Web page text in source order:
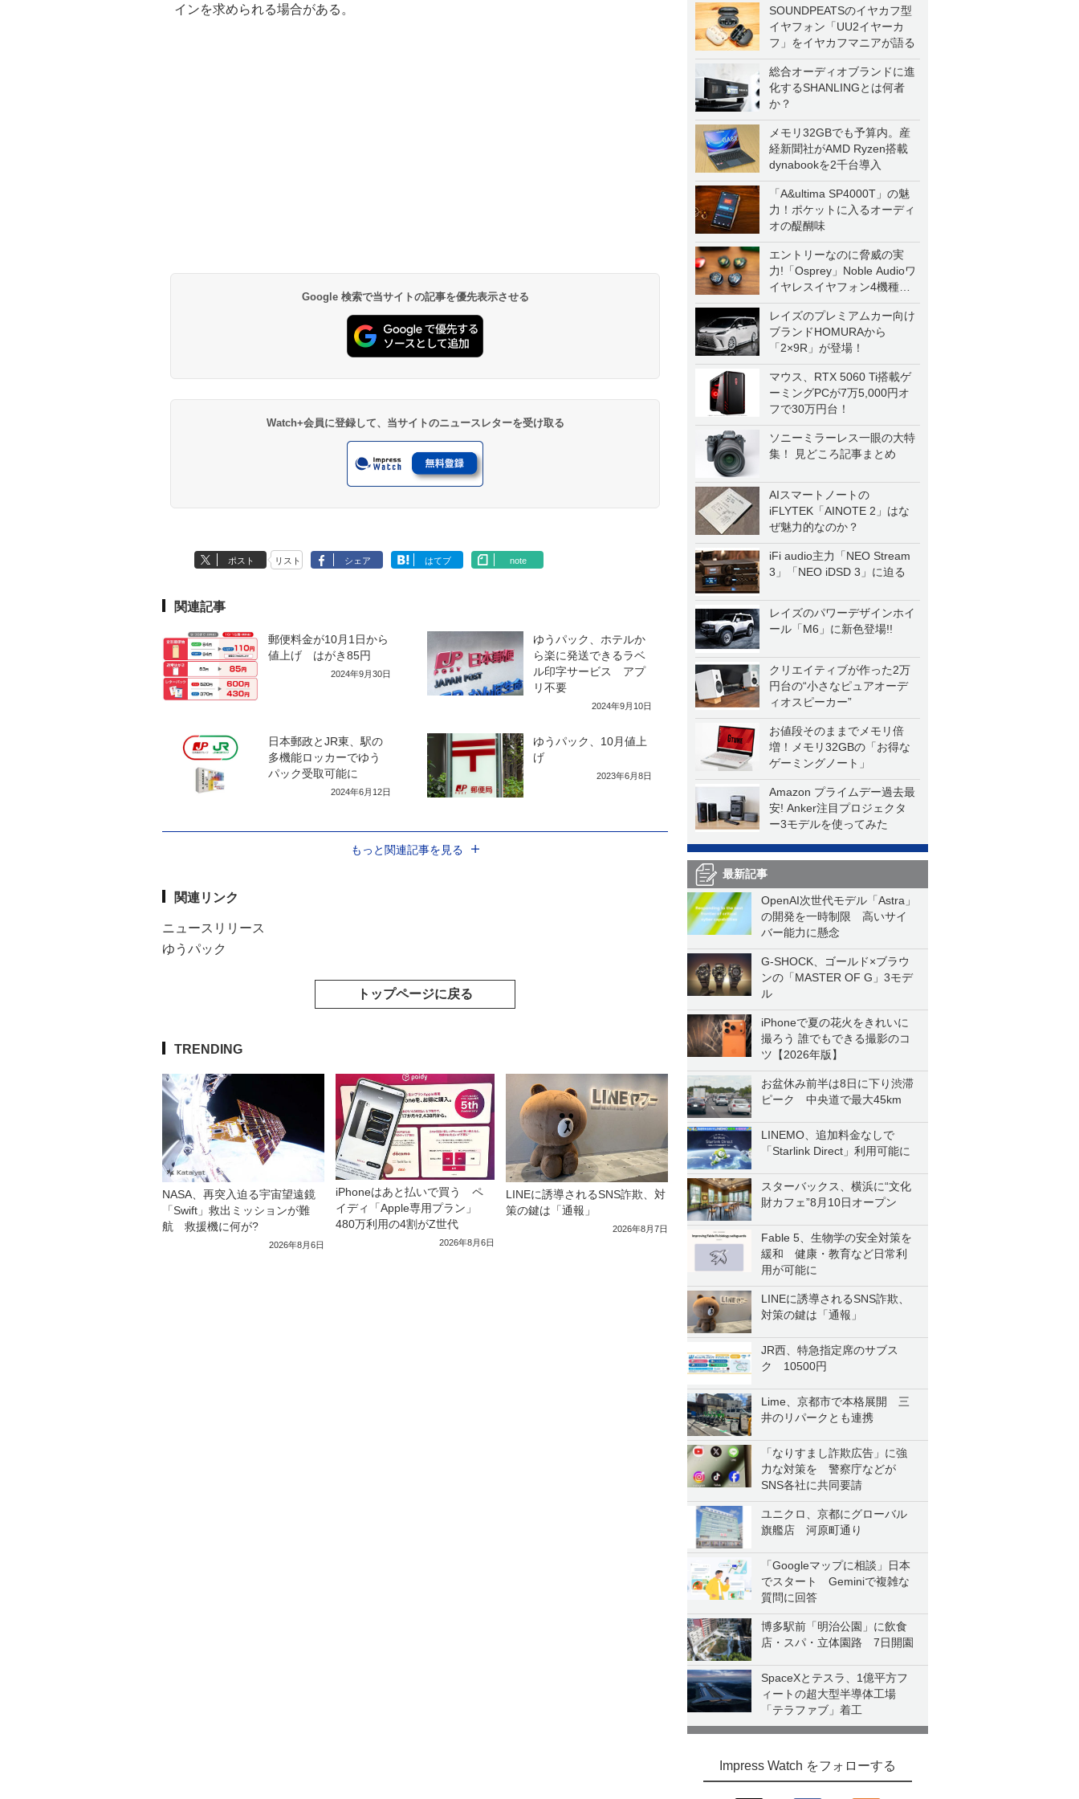
SOUNDPEATSのイヤカフ型
イヤフォン「UU2イヤーカ
フ」をイヤカフマニアが語る
総合オーディオブランドに進
化するSHANLINGとは何者
か？
メモリ32GBでも予算内。産
経新聞社がAMD Ryzen搭載
dynabookを2千台導入
「A&ultima SP4000T」の魅
力！ポケットに入るオーディ
オの醍醐味
エントリーなのに脅威の実
力!「Osprey」Noble Audioワ
イヤレスイヤフォン4機種を
一気に聴く
レイズのプレミアムカー向け
ブランドHOMURAから
「2×9R」が登場！
マウス、RTX 5060 Ti搭載ゲ
ーミングPCが7万5,000円オ
フで30万円台！
ソニーミラーレス一眼の大特
集！ 見どころ記事まとめ
AIスマートノートの
iFLYTEK「AINOTE 2」はな
ぜ魅力的なのか？
iFi audio主力「NEO Stream
3」「NEO iDSD 3」に迫る
レイズのパワーデザインホイ
ール「M6」に新色登場!!
クリエイティブが作った2万
円台の“小さなピュアオーデ
ィオスピーカー”
お値段そのままでメモリ倍
増！メモリ32GBの「お得な
ゲーミングノート」
Amazon プライムデー過去最
安! Anker注目プロジェクタ
ー3モデルを使ってみた
最新記事
OpenAI次世代モデル「Astra」
の開発を一時制限 高いサイ
バー能力に懸念
G-SHOCK、ゴールド×ブラウ
ンの「MASTER OF G」3モデ
ル
iPhoneで夏の花火をきれいに
撮ろう 誰でもできる撮影のコ
ツ【2026年版】
お盆休み前半は8日に下り渋滞
ピーク 中央道で最大45km
LINEMO、追加料金なしで
「Starlink Direct」利用可能に
スターバックス、横浜に“文化
財カフェ”8月10日オープン
Fable 5、生物学の安全対策を
緩和 健康・教育など日常利
用が可能に
LINEに誘導されるSNS詐欺、
対策の鍵は「通報」
JR西、特急指定席のサブス
ク 10500円
Lime、京都市で本格展開 三
井のリパークとも連携
「なりすまし詐欺広告」に強
力な対策を 警察庁などが
SNS各社に共同要請
ユニクロ、京都にグローバル
旗艦店 河原町通り
「Googleマップに相談」日本
でスタート Geminiで複雑な
質問に回答
博多駅前「明治公園」に飲食
店・スパ・立体園路 7日開園
SpaceXとテスラ、1億平方フ
ィートの超大型半導体工場
「テラファブ」着工
Impress Watch をフォローする
インを求められる場合がある。
Google 検索で当サイトの記事を優先表示させる
Watch+会員に登録して、当サイトのニュースレターを受け取る
ポスト リスト シェア はてブ note
関連記事
郵便料金が10月1日から
値上げ はがき85円
2024年9月30日
ゆうパック、ホテルか
ら楽に発送できるラベ
ル印字サービス アプ
リ不要
2024年9月10日
日本郵政とJR東、駅の
多機能ロッカーでゆう
パック受取可能に
2024年6月12日
ゆうパック、10月値上
げ
2023年6月8日
もっと関連記事を見る
関連リンク
ニュースリリース
ゆうパック
トップページに戻る
TRENDING
NASA、再突入迫る宇宙望遠鏡
「Swift」救出ミッションが難
航 救援機に何が?
2026年8月6日
iPhoneはあと払いで買う ペ
イディ「Apple専用プラン」
480万利用の4割がZ世代
2026年8月6日
LINEに誘導されるSNS詐欺、対
策の鍵は「通報」
2026年8月7日